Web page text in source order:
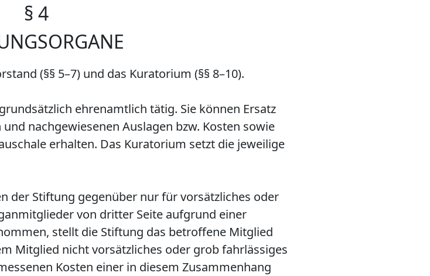
§ 4
(§§ 5–7) und das Kuratorium (§§ 8–10).
ehrenamtlich tätig. Sie können Ersatz
nachgewiesenen Auslagen bzw. Kosten sowie
erhalten. Das Kuratorium setzt die jeweilige
der Stiftung gegenüber nur für vorsätzliches oder
von dritter Seite aufgrund einer
stellt die Stiftung das betroffene Mitglied
Mitglied nicht vorsätzliches oder grob fahrlässiges
Kosten einer in diesem Zusammenhang